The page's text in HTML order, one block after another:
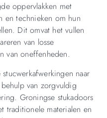
oppervlakken met
en technieken om hun
Dit omvat het vullen
van losse
van oneffenheden.
naar
van zorgvuldig
Groningse stukadoors
traditionele materialen en